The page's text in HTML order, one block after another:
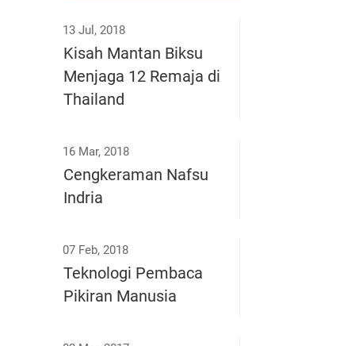
13 Jul, 2018
Kisah Mantan Biksu
Menjaga 12 Remaja di
Thailand
16 Mar, 2018
Cengkeraman Nafsu
Indria
07 Feb, 2018
Teknologi Pembaca
Pikiran Manusia